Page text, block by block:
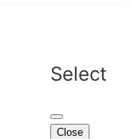
Select
Close